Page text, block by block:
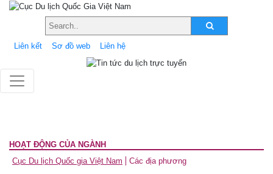
Liên kết Sơ đồ web Liên hệ
HOẠT ĐỘNG CỦA NGÀNH
Cục Du lịch Quốc gia Việt Nam
Các địa phương